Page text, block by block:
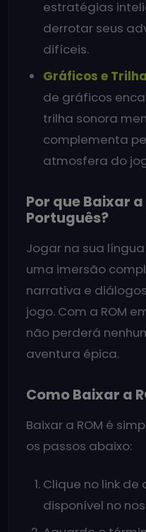
estratégias
derrotar seus
difíceis.
Gráficos e
de gráficos
trilha sonora
complementa
atmosfera do
Por que Baixar a
Português?
Jogar na sua
uma imersão
narrativa e
jogo. Com a ROM
não perderá
aventura épica.
Como Baixar a
Baixar a ROM é
os passos abaixo:
Clique no link de
disponível no